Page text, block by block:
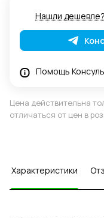
Нашли дешевле?
Помощь
Цена действительна
отличаться от цен в
Характеристики